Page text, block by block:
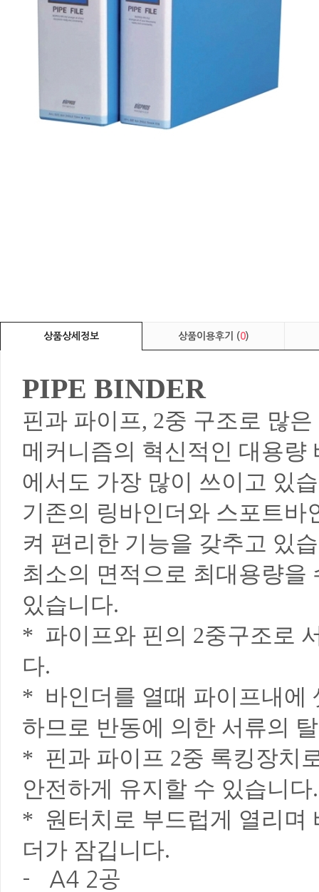
상품상세정보 상품이용후기 (0)
PIPE BINDER
핀과 파이프, 2중 구조로 많
메커니즘의 혁신적인 대용량
에서도 가장 많이 쓰이고 있
기존의 링바인더와 스포트바
켜 편리한 기능을 갖추고 있
최소의 면적으로 최대용량을
있습니다.
* 파이프와 핀의 2중구조로
다.
* 바인더를 열때 파이프내에
하므로 반동에 의한 서류의
* 핀과 파이프 2중 록킹장치
안전하게 유지할 수 있습니다.
* 원터치로 부드럽게 열리며
더가 잠깁니다.
- A4 2공